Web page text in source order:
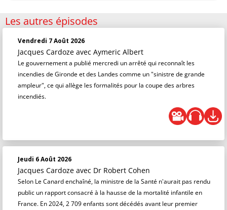
Les autres épisodes
Vendredi 7 Août 2026
Jacques Cardoze avec Aymeric Albert
Le gouvernement a publié mercredi un arrêté qui reconnaît les
incendies de Gironde et des Landes comme un "sinistre de grande
ampleur", ce qui allège les formalités pour la coupe des arbres
incendiés.
Jeudi 6 Août 2026
Jacques Cardoze avec Dr Robert Cohen
Selon Le Canard enchaîné, la ministre de la Santé n'aurait pas rendu
public un rapport consacré à la hausse de la mortalité infantile en
France. En 2024, 2 709 enfants sont décédés avant leur premier